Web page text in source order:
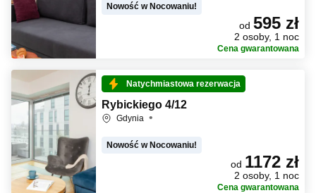
Nowość w Nocowaniu!
od 595 zł
2 osoby, 1 noc
Cena gwarantowana
Natychmiastowa rezerwacja
Rybickiego 4/12
Gdynia
Nowość w Nocowaniu!
od 1172 zł
2 osoby, 1 noc
Cena gwarantowana